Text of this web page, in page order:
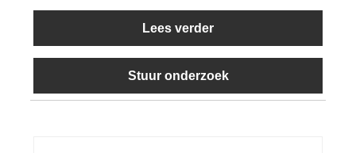
Lees verder
Stuur onderzoek